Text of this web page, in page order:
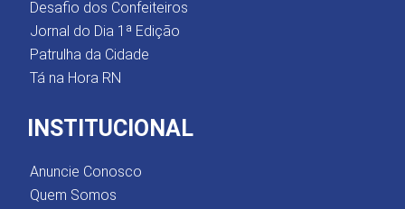
Desafio dos Confeiteiros
Jornal do Dia 1ª Edição
Patrulha da Cidade
Tá na Hora RN
INSTITUCIONAL
Anuncie Conosco
Quem Somos